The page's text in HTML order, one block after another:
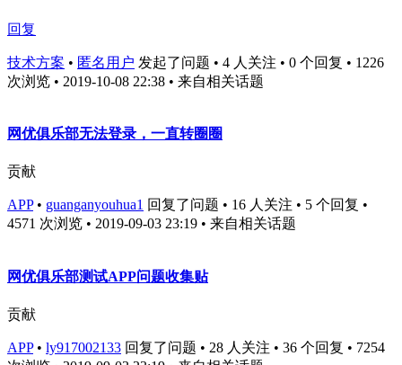
回复
技术方案 • 匿名用户 发起了问题 • 4 人关注 • 0 个回复 • 1226
次浏览 • 2019-10-08 22:38 • 来自相关话题
网优俱乐部无法登录，一直转圈圈
贡献
APP• guanganyouhua1 回复了问题 • 16 人关注 • 5 个回复 •
4571 次浏览 • 2019-09-03 23:19 • 来自相关话题
网优俱乐部测试APP问题收集贴
贡献
APP• ly917002133 回复了问题 • 28 人关注 • 36 个回复 • 7254